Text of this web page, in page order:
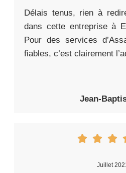
Délais tenus, rien à
dans cette entreprise à
Pour des services
fiables, c’est clairement
Jean-
Juillet